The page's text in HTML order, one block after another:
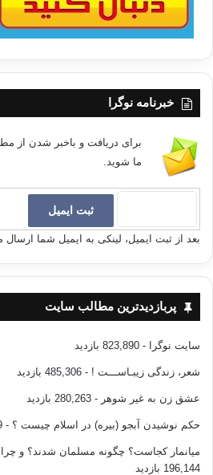
خبرنامه نوگرا
برای دریافت و باخبر شدن از
ما شوید.
بعد از ثبت ایمیل، لینکی به ایمیل شما ارسال
پربازدیدترین مطالب سایت
سایت نوگرا - 823,890 بازدید
شعر، زندگی زیبـاســـت ! - 485,306 بازدید
عشق زن به غیر شوهر - 280,263 بازدید
حکم نوشیدن آبجو (بیره) در اسلام چیست ؟ - 271,329 بازدید
میانمار کجاست؟ چگونه مسلمان شدند؟ و
196,144 بازدید